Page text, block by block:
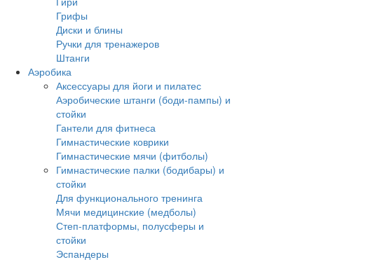
Грифы
Диски и блины
Ручки для тренажеров
Штанги
Аэробика
Аксессуары для йоги и пилатес
Аэробические штанги (боди-пампы) и
стойки
Гантели для фитнеса
Гимнастические коврики
Гимнастические мячи (фитболы)
Гимнастические палки (бодибары) и
стойки
Для функционального тренинга
Мячи медицинские (медболы)
Степ-платформы, полусферы и
стойки
Эспандеры